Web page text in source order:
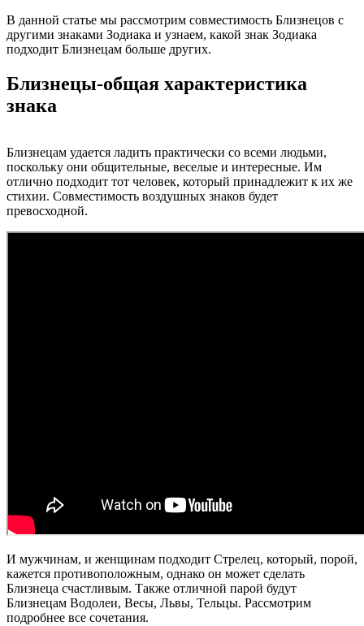
В данной статье мы рассмотрим совместимость Близнецов с
другими знаками Зодиака и узнаем, какой знак Зодиака
подходит Близнецам больше других.
Близнецы-общая характеристика
знака
Близнецам удается ладить практически со всеми людьми,
поскольку они общительные, веселые и интересные. Им
отлично подходит тот человек, который принадлежит к их же
стихии. Совместимость воздушных знаков будет
превосходной.
И мужчинам, и женщинам подходит Стрелец, который, порой,
кажется противоположным, однако он может сделать
Близнеца счастливым. Также отличной парой будут
Близнецам Водолеи, Весы, Львы, Тельцы. Рассмотрим
подробнее все сочетания.